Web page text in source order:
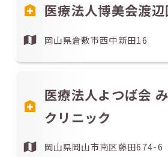
医療法人博美会渡
岡山県倉敷市西中新田16
医療法人よつば会
クリニック
岡山県岡山市南区藤田674-6